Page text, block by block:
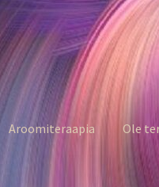
Aroomiteraapia Ole